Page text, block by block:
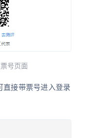
号页面
直接带票号进入登录